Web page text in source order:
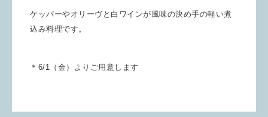
ケッパーやオリーヴと白ワインが風味の決め手の軽い煮
込み料理です。
＊6/1（金）よりご用意します